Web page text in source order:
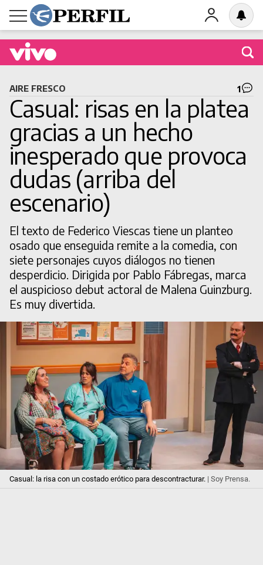
BUSCAR
AIRE FRESCO 1
Casual: risas en la platea
gracias a un hecho
inesperado que provoca
dudas (arriba del
escenario)
El texto de Federico Viescas tiene un planteo
osado que enseguida remite a la comedia, con
siete personajes cuyos diálogos no tienen
desperdicio. Dirigida por Pablo Fábregas, marca
el auspicioso debut actoral de Malena Guinzburg.
Es muy divertida.
Casual: la risa con un costado erótico para descontracturar. | Soy Prensa.